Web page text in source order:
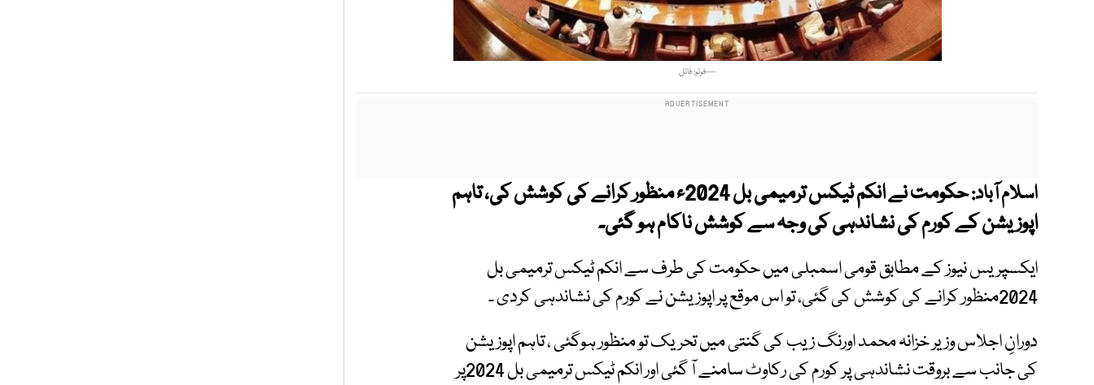
—فوٹو: فائل
اسلام آباد:
حکومت نے انکم ٹیکس ترمیمی بل 2024ء منظور کرانے کی کوشش کی، تاہم
اپوزیشن کے کورم کی نشاندہی کی وجہ سے کوشش ناکام ہو گئی۔
ایکسپریس نیوز کے مطابق قومی اسمبلی میں حکومت کی طرف سے انکم ٹیکس ترمیمی بل
2024منظور کرانے کی کوشش کی گئی، تو اس موقع پر اپوزیشن نے کورم کی نشاندہی کردی ۔
دورانِ اجلاس وزیر خزانہ محمد اورنگ زیب کی گنتی میں تحریک تو منظور ہوگئی ، تاہم اپوزیشن
کی جانب سے بروقت نشاندہی پر کورم کی رکاوٹ سامنے آ گئی اور انکم ٹیکس ترمیمی بل 2024پر